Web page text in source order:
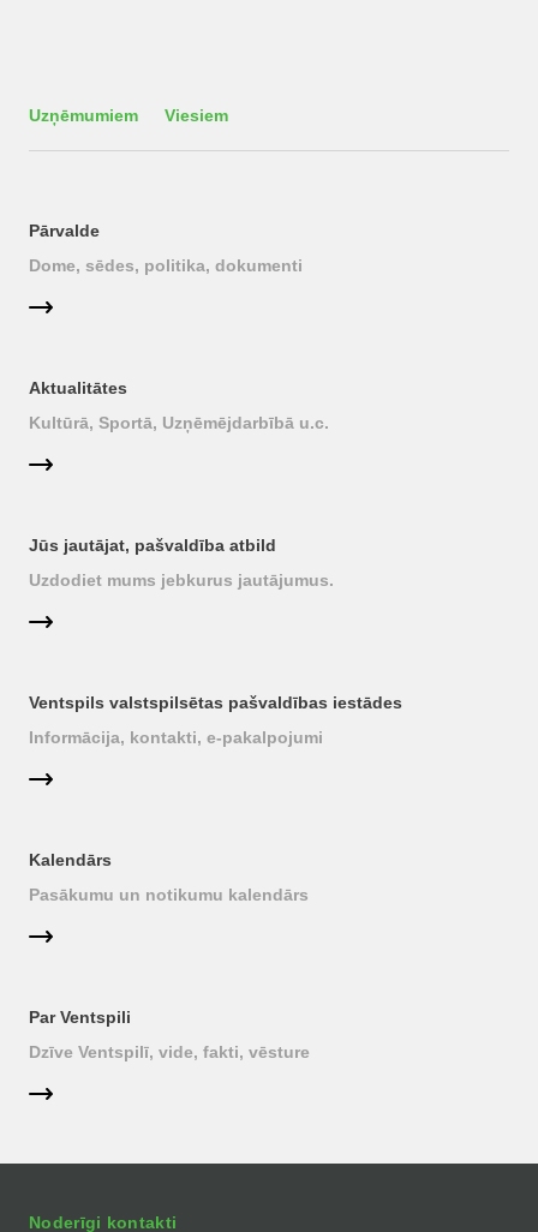
Uzņēmumiem Viesiem
Pārvalde
Dome, sēdes, politika, dokumenti
Aktualitātes
Kultūrā, Sportā, Uzņēmējdarbībā u.c.
Jūs jautājat, pašvaldība atbild
Uzdodiet mums jebkurus jautājumus.
Ventspils valstspilsētas pašvaldības iestādes
Informācija, kontakti, e-pakalpojumi
Kalendārs
Pasākumu un notikumu kalendārs
Par Ventspili
Dzīve Ventspilī, vide, fakti, vēsture
Noderīgi kontakti